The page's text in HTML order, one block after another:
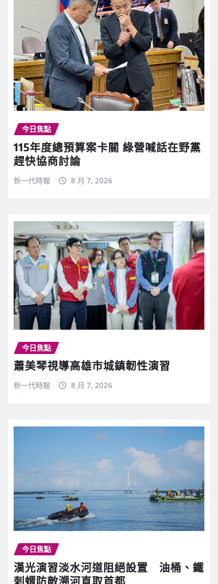
今日焦點
115年度總預算案卡關 綠營喊話在野黨
趕快協商討論
新一代時報 8 月 7, 2026
今日焦點
蕭美琴視導高雄市城鎮韌性演習
新一代時報 8 月 7, 2026
今日焦點
漢光演習淡水河道阻絕設置 油桶、鐵
刺蝟防敵溯河直取首都